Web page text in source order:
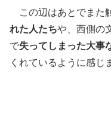
この辺はあとでまた
れた人たちや、西側の
で失ってしまった大事
くれているように感じ